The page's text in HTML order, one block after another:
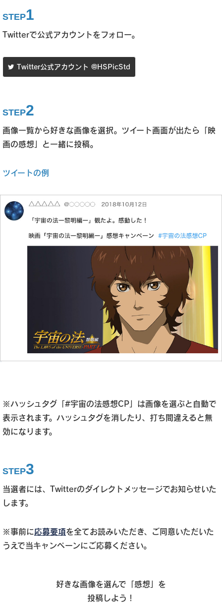
STEP1
Twitterで公式アカウントをフォロー。
Twitter公式アカウント @HSPicStd
STEP2
画像一覧から好きな画像を選択。ツイート画面が出たら「映
画の感想」と一緒に投稿。
ツイートの例
※ハッシュタグ「#宇宙の法感想CP」は画像を選ぶと自動で
表示されます。ハッシュタグを消したり、打ち間違えると無
効になります。
STEP3
当選者には、Twitterのダイレクトメッセージでお知らせいた
します。
※事前に応募要項を全てお読みいただき、ご同意いただいた
うえで当キャンペーンにご応募ください。
好きな画像を選んで「感想」を
投稿しよう！